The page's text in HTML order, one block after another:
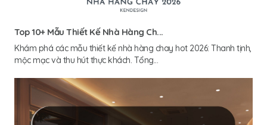
Top 10+ Mẫu Thiết Kế Nhà Hàng Ch...
Khám phá các mẫu thiết kế nhà hàng chay hot 2026: Thanh tịnh,
mộc mạc và thu hút thực khách. Tổng...